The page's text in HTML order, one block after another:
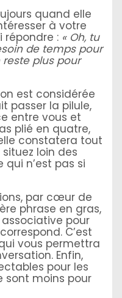
quand elle
à votre
répondre : « Oh, tu
de temps pour
reste plus pour
est considérée
passer la pilule,
entre vous et
plié en quatre,
constatera tout
loin des
n’est pas si
par cœur de
phrase en gras,
pour
C’est
vous permettra
Enfin,
pour les
sont moins pour